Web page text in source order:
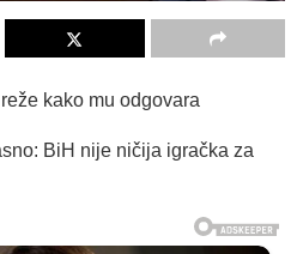
kako mu odgovara
BiH nije ničija igračka za